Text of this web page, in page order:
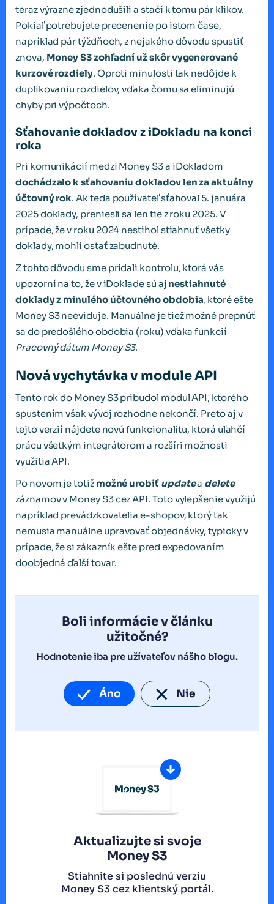
teraz výrazne zjednodušili a stačí k tomu pár klikov.
Pokiaľ potrebujete precenenie po istom čase,
napríklad pár týždňoch, z nejakého dôvodu spustiť
znova, Money S3 zohľadní už skôr vygenerované
kurzové rozdiely. Oproti minulosti tak nedôjde k
duplikovaniu rozdielov, vďaka čomu sa eliminujú
chyby pri výpočtoch.
Sťahovanie dokladov z iDokladu na konci
roka
Pri komunikácií medzi Money S3 a iDokladom
dochádzalo k sťahovaniu dokladov len za aktuálny
účtovný rok. Ak teda používateľ sťahoval 5. januára
2025 doklady, preniesli sa len tie z roku 2025. V
prípade, že v roku 2024 nestihol stiahnuť všetky
doklady, mohli ostať zabudnuté.
Z tohto dôvodu sme pridali kontrolu, ktorá vás
upozorní na to, že v iDoklade sú aj nestiahnuté
doklady z minulého účtovného obdobia, ktoré ešte
Money S3 neeviduje. Manuálne je tiež možné prepnúť
sa do predošlého obdobia (roku) vďaka funkcií
Pracovný dátum Money S3.
Nová vychytávka v module API
Tento rok do Money S3 pribudol modul API, ktorého
spustením však vývoj rozhodne nekončí. Preto aj v
tejto verzií nájdete novú funkcionalitu, ktorá uľahčí
prácu všetkým integrátorom a rozšíri možnosti
využitia API.
Po novom je totiž možné urobiť updatea delete
záznamov v Money S3 cez API. Toto vylepšenie využijú
napríklad prevádzkovatelia e-shopov, ktorý tak
nemusia manuálne upravovať objednávky, typicky v
prípade, že si zákazník ešte pred expedovaním
doobjedná ďalší tovar.
Boli informácie v článku
užitočné?
Hodnotenie iba pre užívateľov nášho blogu.
Áno Nie
Aktualizujte si svoje
Money S3
Stiahnite si poslednú verziu
Money S3 cez klientský portál.